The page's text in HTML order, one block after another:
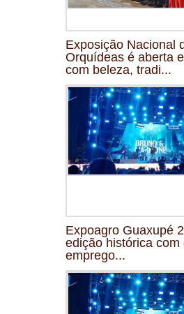
Exposição Nacional
Orquídeas é aberta
com beleza, tradi...
Expoagro Guaxupé
edição histórica com
emprego...